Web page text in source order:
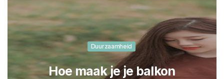
Algemeen
Varken levensduur: hoe oud